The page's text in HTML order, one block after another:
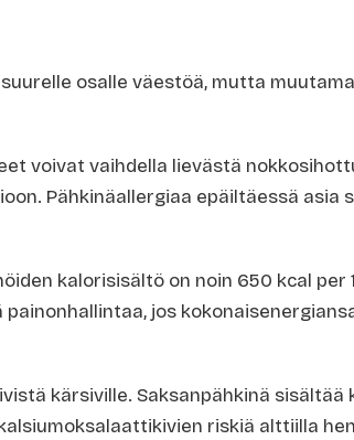
osalle väestöä, mutta
voivat vaihdella lievästä
Pähkinäallergiaa epäiltäessä asia
kalorisisältö on noin 650 kcal per
jos
kärsiville. Saksanpähkinä sisältää
riskiä alttiilla